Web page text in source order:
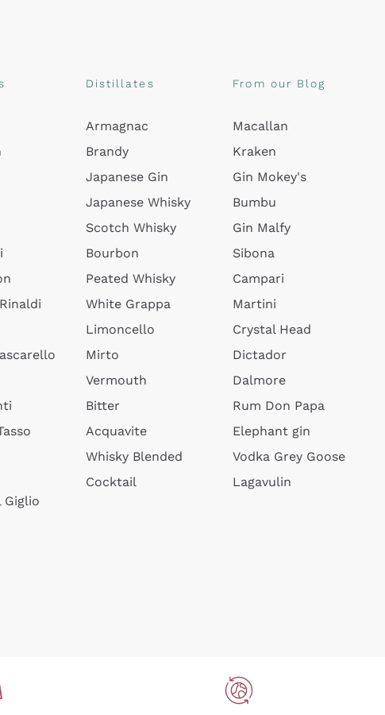
Giglio
Distillates
Armagnac
Brandy
Japanese Gin
Japanese Whisky
Scotch Whisky
Bourbon
Peated Whisky
White Grappa
Limoncello
Mirto
Vermouth
Bitter
Acquavite
Whisky Blended
Cocktail
From our Blog
Macallan
Kraken
Gin Mokey's
Bumbu
Gin Malfy
Sibona
Campari
Martini
Crystal Head
Dictador
Dalmore
Rum Don Papa
Elephant gin
Vodka Grey Goose
Lagavulin